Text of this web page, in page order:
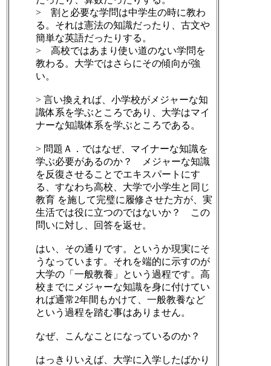
> 割と必要な学問は中学生の時に教わ
る。それは憲法の知識だったり、古文や
簡単な英語だったりする。
> 高校ではあまり使い道のない学問を
教わる。大学ではさらにその傾向が強
い。
> 言い換えれば、小学校がメジャーな知
識体系を学ぶところであり、大学はマイ
ナーな知識体系を学ぶところである。
> 問題Ａ．ではなぜ、マイナーな知識を
学ぶ必要があるのか？ メジャーな知識
を反復させることでエキスパートにす
る、すなわち高校、大学で小学生と同じ
教育 を施して完璧に履修させた方が、実
生活では役に立つのではないか？ この
問いに対し、回答を返せ。
はい、その通りです。というか現実にそ
うなっています。それを端的に示すのが
大学の「一般教養」という過程です。高
校までにメジャーな知識を身に付けてい
れば通常2年間もかけて、一般教養など
という過程を踏む事はありません。
なぜ、こんなことになっているのか？
はっきりいえば、大学に入学したばかり